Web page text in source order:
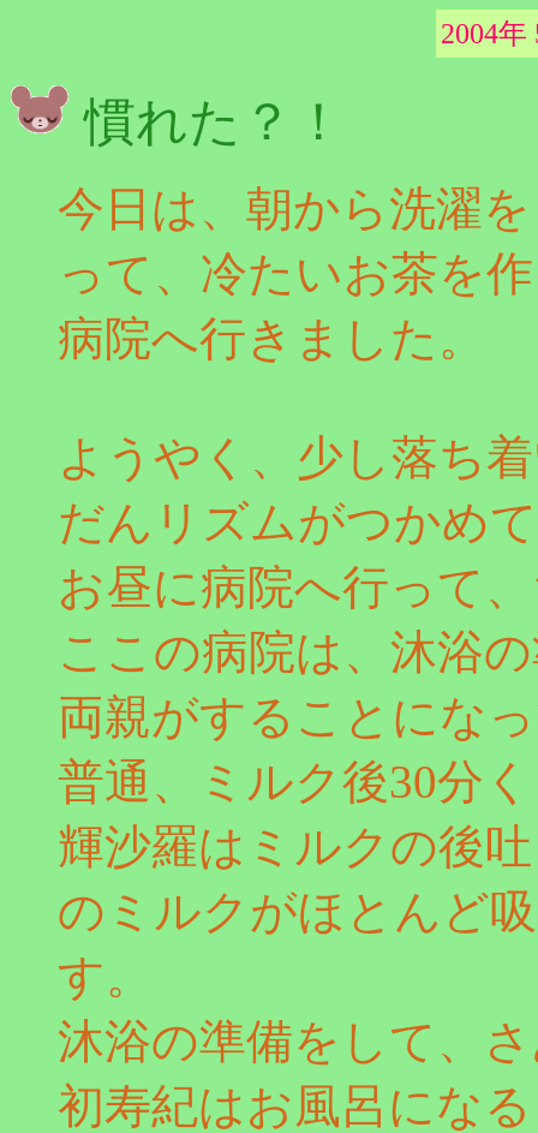
2004年
慣れた？！
今日は、朝から洗濯
って、冷たいお茶を
病院へ行きました。
ようやく、少し落ち
だんリズムがつかめ
お昼に病院へ行って
ここの病院は、沐浴
両親がすることにな
普通、ミルク後30分
輝沙羅はミルクの後
のミルクがほとんど
す。
沐浴の準備をして、
初寿紀はお風呂にな